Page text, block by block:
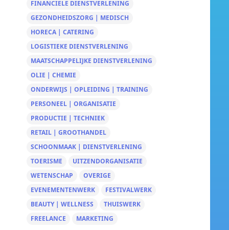
FINANCIELE DIENSTVERLENING
GEZONDHEIDSZORG | MEDISCH
HORECA | CATERING
LOGISTIEKE DIENSTVERLENING
MAATSCHAPPELIJKE DIENSTVERLENING
OLIE | CHEMIE
ONDERWIJS | OPLEIDING | TRAINING
PERSONEEL | ORGANISATIE
PRODUCTIE | TECHNIEK
RETAIL | GROOTHANDEL
SCHOONMAAK | DIENSTVERLENING
TOERISME
UITZENDORGANISATIE
WETENSCHAP
OVERIGE
EVENEMENTENWERK
FESTIVALWERK
BEAUTY | WELLNESS
THUISWERK
FREELANCE
MARKETING